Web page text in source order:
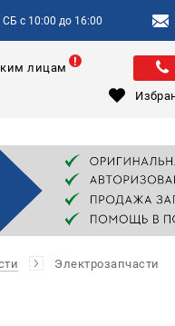
с 10:00 до 16:00
лицам
Электрозапчасти